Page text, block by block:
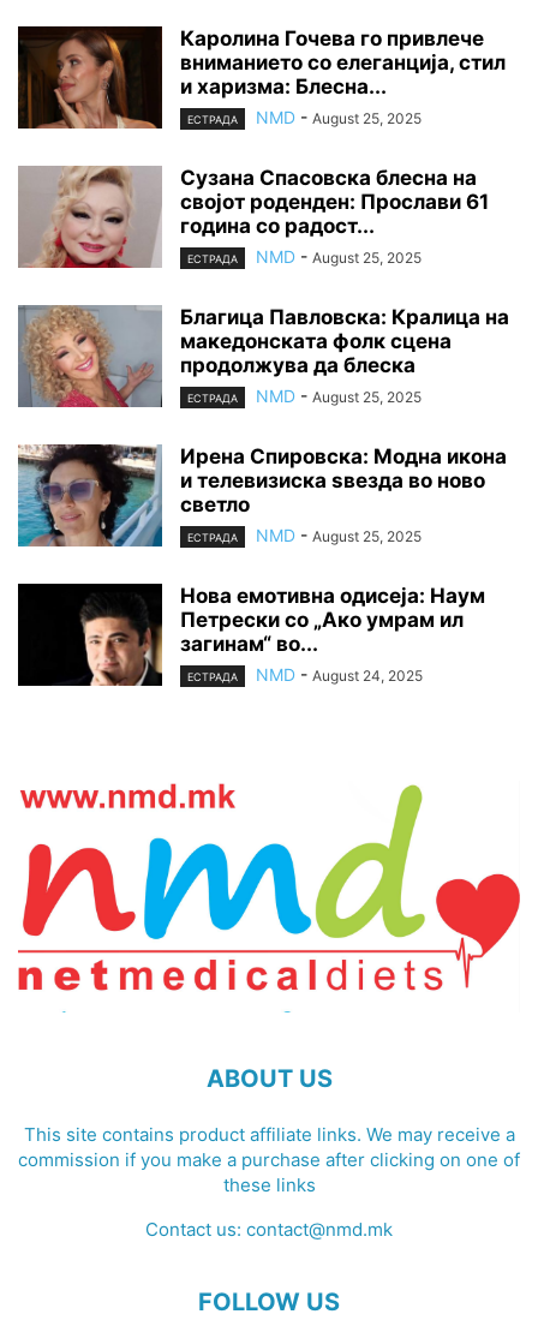
Каролина Гочева го привлече
вниманието со елеганција, стил
и харизма: Блесна...
ЕСТРАДА NMD - August 25, 2025
Сузана Спасовска блесна на
својот роденден: Прослави 61
година со радост...
ЕСТРАДА NMD - August 25, 2025
Благица Павловска: Кралица на
македонската фолк сцена
продолжува да блеска
ЕСТРАДА NMD - August 25, 2025
Ирена Спировска: Модна икона
и телевизиска ѕвезда во ново
светло
ЕСТРАДА NMD - August 25, 2025
Нова емотивна одисеја: Наум
Петрески со „Ако умрам ил
загинам“ во...
ЕСТРАДА NMD - August 24, 2025
ABOUT US
This site contains product affiliate links. We may receive a
commission if you make a purchase after clicking on one of
these links
Contact us: contact@nmd.mk
FOLLOW US